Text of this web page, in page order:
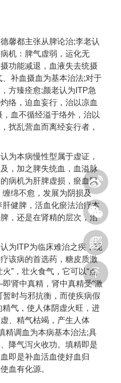
馨都主张从脾论治;李老认
机：脾气虚弱，运化无
功能减退，血液失去统摄
补血摄血为基本治法;对于
方臻痊愈;颜老认为ITP急
络，迫血妄行，治以凉血
血不循经溢于络外，治以
扰乱营血而离经妄行者，
为本病慢性型属于虚证，
，加之脾失统血，血溢脉
病机为肝脾虚损，瘀血阻
绵不愈，发展为阴损及
健脾，活血化瘀法治疗本
，还是在肾精的层次，治
为ITP为临床难治之疾，现
该病的首选药，糖皮质激
”，壮火食气，它可以“点
肾中真精，肾中真精受“激
暂时与邪抗衡，而使疾病假
气，使人体阴虚火旺，进
、精气枯竭，产生人体
精调血为本病基本治法;具
降气泻火收功。填精即是
即是补血活血使好血归
血有化源。